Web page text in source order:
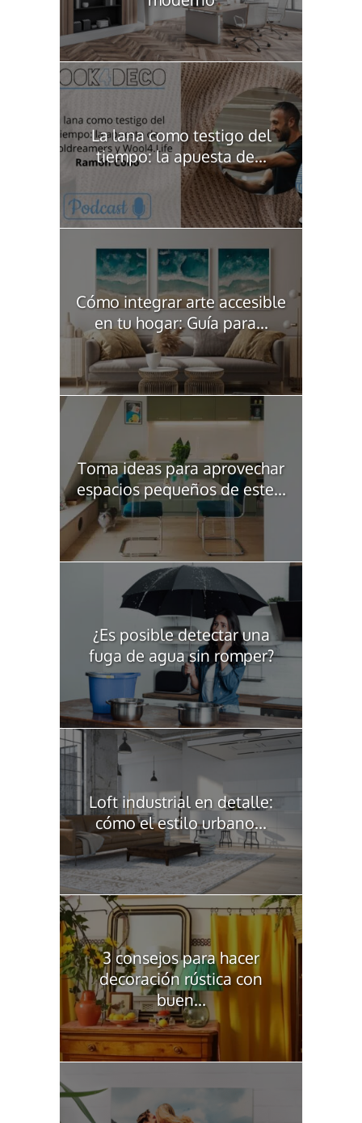
La lana como testigo del
tiempo: la apuesta de...
Cómo integrar arte accesible
en tu hogar: Guía para...
Toma ideas para aprovechar
espacios pequeños de este...
¿Es posible detectar una
fuga de agua sin romper?
Loft industrial en detalle:
cómo el estilo urbano...
3 consejos para hacer
decoración rústica con
buen...